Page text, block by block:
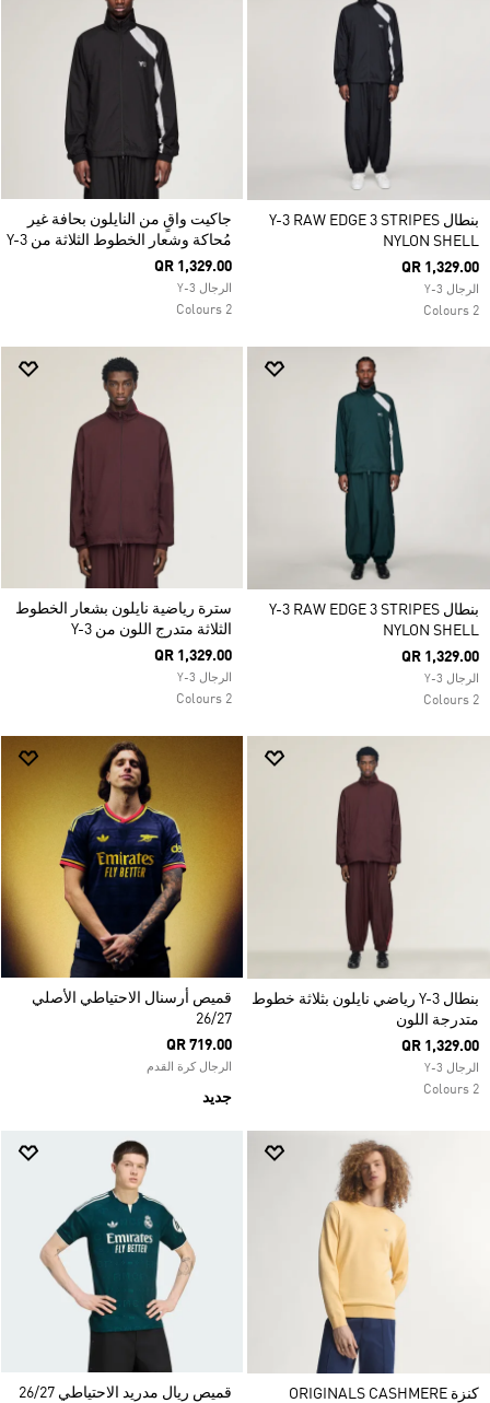
بنطال Y-3 RAW EDGE 3 STRIPES
NYLON SHELL
QR 1,329.00
الرجال Y-3
2 Colours
جاكيت واقٍ من النايلون بحافة غير
مُحاكة وشعار الخطوط الثلاثة من Y-3
QR 1,329.00
الرجال Y-3
2 Colours
بنطال Y-3 RAW EDGE 3 STRIPES
NYLON SHELL
QR 1,329.00
الرجال Y-3
2 Colours
سترة رياضية نايلون بشعار الخطوط
الثلاثة متدرج اللون من Y-3
QR 1,329.00
الرجال Y-3
2 Colours
بنطال Y-3 رياضي نايلون بثلاثة خطوط
متدرجة اللون
QR 1,329.00
الرجال Y-3
2 Colours
قميص أرسنال الاحتياطي الأصلي
26/27
QR 719.00
الرجال كرة القدم
جديد
كنزة ORIGINALS CASHMERE قميص ريال مدريد الاحتياطي 26/27